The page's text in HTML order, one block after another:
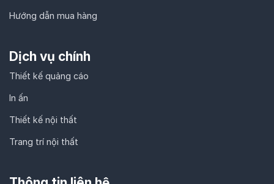
Hướng dẫn mua hàng
Dịch vụ chính
Thiết kế quảng cáo
In ấn
Thiết kế nội thất
Trang trí nội thất